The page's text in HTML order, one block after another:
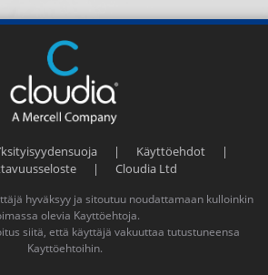
| Käyttöehdot
|
| Cloudia Ltd
hyväksyy ja sitoutuu noudattamaan kulloinkin
olevia Kayttöehtoja.
siitä, että käyttäjä vakuuttaa tutustuneensa
Kayttöehtoihin.